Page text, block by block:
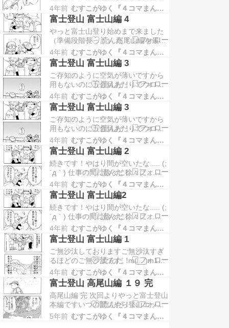
しょう（決定事項）仕事の間に徐々
…
う？って思うのは何故なのか練習を
して臨んだのがよかったのか....富士
宮ルートの５～６合間は意外となだ
らかしかし、これからが... 高尾山編
を最初から読む方は こちら → 富士
登山 高尾山編 １ 富士登山 最初から
読…
4年前 むすこがゆく『４コマまんが』
富士登山 富士山編 4
やっと富士山登り始めまで来ました
（準備段階長っ！） 高尾山編を最初
から読む方は こちら → 富士登山 高
尾山編 １ 富士登山 最初から読む方
はこちら → 富士登山 準備編 １ ラン
キングに参加しています。クリック
してもらえるとランクアップしてや
る気がでます ↓↓↓クリックをお願
い…
4年前 むすこがゆく『４コマまんが』
富士登山 富士山編 3
ご存知のように空気が薄いですから
用もないのに五合目あたりでウロウ
ロしたりしてこれホントに体慣れて
んのかなー？？とか思いながら時間
を過ごしました他の人はどうしてた
んだろ？？ 高尾山編を最初から読む
方は こちら → 富士登山 高尾山編 １
富士登山 最初から読む方はこちら →
富士登…
4年前 むすこがゆく『４コマまんが』
富士登山 富士山編 3
ご存知のように空気が薄いですから
用もないのに五合目あたりでウロウ
ロしたりしてこれホントに体慣れて
んのかなー？？とか思いながら時間
を過ごしました他の人はどうしてた
んだろ？？ 高尾山編を最初から読む
方は こちら → 富士登山 高尾山編 １
富士登山 最初から読む方はこちら →
富士登…
4年前 むすこがゆく『４コマまんが』
富士登山 富士山編 2
続きです！やはり間が空いたな..... (;
´д｀) 仕事の間に徐々に徐々に....よ
ろしくお願いいたします 高尾山編を
最初から読む方は こちら → 富士登
山 高尾山編 １ 富士登山 最初から読
む方はこちら → 富士登山 準備編 １
ランキングに参加しています。クリ
ックしてもらえ…
4年前 むすこがゆく『４コマまんが』
富士登山 富士山編2
続きです！やはり間が空いたな..... (;
´д｀) 仕事の間に徐々に徐々に....よ
ろしくお願いいたします 高尾山編を
最初から読む方は こちら → 富士登
山 高尾山編 １ 富士登山 最初から読
む方はこちら → 富士登山 準備編 １
ランキングに参加しています。クリ
ックしてもらえ…
4年前 むすこがゆく『４コマまんが』
富士登山 富士山編 1
ご無沙汰しておりますご無沙汰すぎ
るほどのご無沙汰です。m(__)m1年
以上も空けて富士登山編 本編スター
トです絵が変わったとか持ち物が違
うとか細かいことは言っちゃあいけ
ませんおそらくとゆーか、また間が
空いてしまうやも知れません (
´Д`)y━・いや....空くでしょう（決定
4年前 むすこがゆく『４コマまんが』
富士登山 高尾山編 １９ 完
高尾山編 完 次回よりやっと富士登山
本編ですいつの間にやら登山エッセ
イみたいになってしまって本題「む
すこがゆく」から離れてしまってま
5年前 むすこがゆく『４コマまんが』